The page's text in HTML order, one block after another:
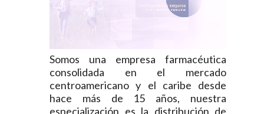
Somos una empresa farmacéutica
consolidada en el mercado
centroamericano y el caribe desde
hace más de 15 años, nuestra
especialización es la distribución de